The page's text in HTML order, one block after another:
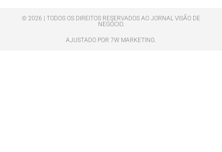
© 2026 | TODOS OS DIREITOS RESERVADOS AO JORNAL VISÃO DE
NEGÓCIO.
AJUSTADO POR 7W MARKETING.